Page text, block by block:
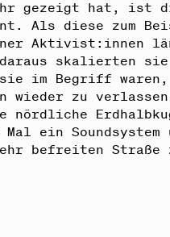
gezeigt hat, ist die
Als diese zum
Aktivist:innen
skalierten
im Begriff
wieder zu
nördliche
ein Soundsystem
befreiten Straße